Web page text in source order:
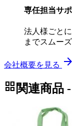
専任担当サ
法人様ごと
までスムー
会社概要を見る arrow_forward
grid_view 関連商品